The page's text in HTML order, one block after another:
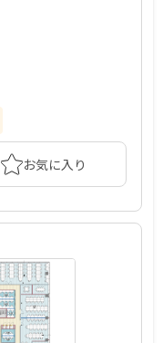
お気に入り